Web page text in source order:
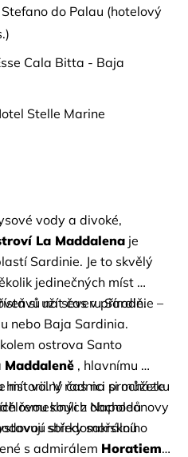
do Palau (hotelový
Cala Bitta - Baja
Stelle Marine
vody a divoké,
La Maddalena je
Sardinie. Je to skvělý
jedinečných míst
si užít čas v přírodě.
na severu Sardinie –
nebo Baja Sardinia.
ostrova Santo
Maddaleně , hlavnímu
mít volný čas na procházku
řemeslných obchodů
středomořskou
V radnici si můžete
kouli z Napoleonovy
sbírky sakrálního
s admirálem Horatiem